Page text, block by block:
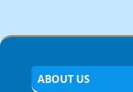
ABOUT US